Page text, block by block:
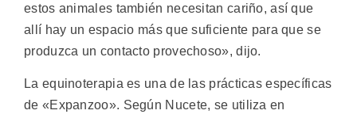
estos animales también necesitan cariño, así que
allí hay un espacio más que suficiente para que se
produzca un contacto provechoso», dijo.
La equinoterapia es una de las prácticas específicas
de «Expanzoo». Según Nucete, se utiliza en